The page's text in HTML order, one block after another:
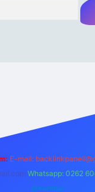
E-mail:
Whatsapp: 0262
@karabul